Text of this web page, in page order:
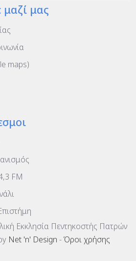
μαζί μας
maps)
FM
Εκκλησία Πεντηκοστής Πατρών
Net 'n' Design -Όροι χρήσης